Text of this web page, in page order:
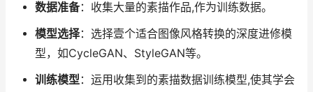
数据准备：收集大量的素描作品,作为训练数据。
模型选择：选择壹个适合图像风格转换的深度进修模
型，如CycleGAN、StyleGAN等。
训练模型：运用收集到的素描数据训练模型,使其学会